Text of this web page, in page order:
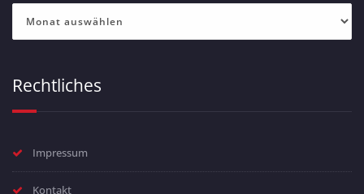
Rechtliches
Impressum
Kontakt